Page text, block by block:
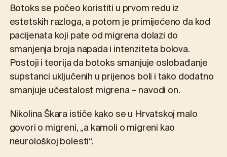
Botoks se počeo koristiti u prvom redu iz
estetskih razloga, a potom je primijećeno da kod
pacijenata koji pate od migrena dolazi do
smanjenja broja napada i intenziteta bolova.
Postoji i teorija da botoks smanjuje oslobađanje
supstanci uključenih u prijenos boli i tako dodatno
smanjuje učestalost migrena – navodi on.
Nikolina Škara ističe kako se u Hrvatskoj malo
govori o migreni, „a kamoli o migreni kao
neurološkoj bolesti“.